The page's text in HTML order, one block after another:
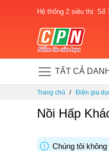
Hệ thống 2 siêu thị: Số
TẤT CẢ
Trang chủ Điện gia
Nồi Hấp
Chúng tôi